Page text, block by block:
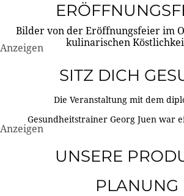
Bilder von der Eröffnungsfeier im
kulinarischen
Anzeigen
SITZ DICH
Die Veranstaltung mit dem
Gesundheitstrainer Georg Juen war
Anzeigen
UNSERE
PLANUNG